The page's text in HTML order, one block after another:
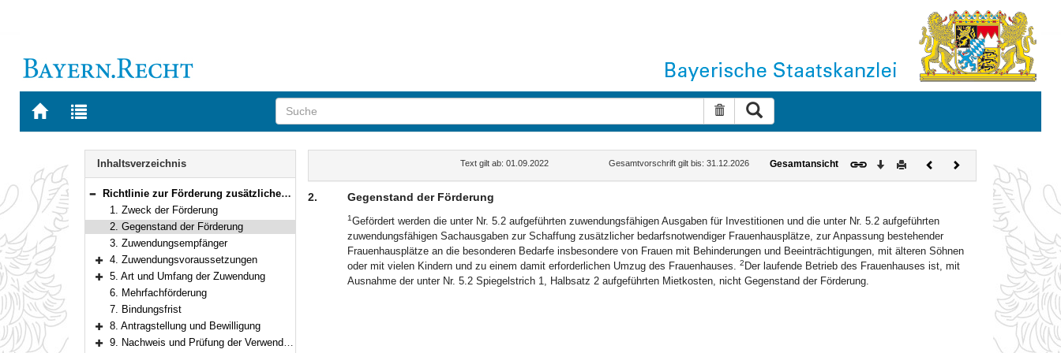
Zur
BAYERN.RECHT
Zur
letzten
Suche zurücksetzen
Navigation
Inhaltsverzeichnis
Bereich reduzieren
Richtlinie zur Förderung zusätzlicher Frauenhausplätze sowie zur Anpassung von Frauenhausplätzen an besondere Bedarfe
1. Zweck der Förderung
2. Gegenstand der Förderung
3. Zuwendungsempfänger
Bereich erweitern
4. Zuwendungsvoraussetzungen
Bereich erweitern
5. Art und Umfang der Zuwendung
6. Mehrfachförderung
7. Bindungsfrist
Bereich erweitern
8. Antragstellung und Bewilligung
9. Nachweis und Prüfung der Verwendung
Text gilt ab: 01.09.2022 Gesamtvorschrift gilt bis: 31.12.2026 Gesamtansicht Download
DruckenVorherigesNächstes
Dokument
2. Gegenstand der Förderung
1Gefördert werden die unter Nr. 5.2 aufgeführten zuwendungsfähigen Ausgaben für Investitionen und die unter Nr. 5.2 aufgeführten
zuwendungsfähigen Sachausgaben zur Schaffung zusätzlicher bedarfsnotwendiger Frauenhausplätze, zur Anpassung bestehender
Frauenhausplätze an die besonderen Bedarfe insbesondere von Frauen mit Behinderungen und Beeinträchtigungen, mit älteren Söhnen
oder mit vielen Kindern und zu einem damit erforderlichen Umzug des Frauenhauses. 2 Der laufende Betrieb des Frauenhauses ist, mit
Ausnahme der unter Nr. 5.2 Spiegelstrich 1, Halbsatz 2 aufgeführten Mietkosten, nicht Gegenstand der Förderung.